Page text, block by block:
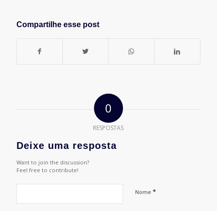
Compartilhe esse post
0
RESPOSTAS
Deixe uma resposta
Want to join the discussion?
Feel free to contribute!
Nome *